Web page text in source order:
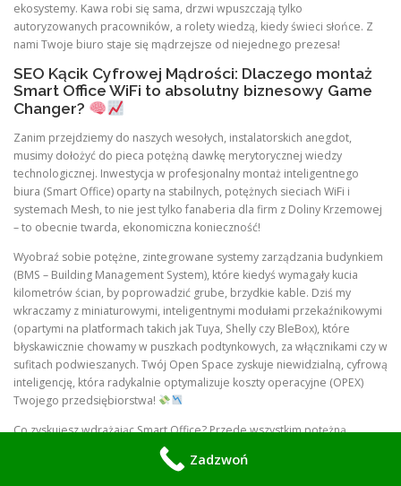
ekosystemy. Kawa robi się sama, drzwi wpuszczają tylko
autoryzowanych pracowników, a rolety wiedzą, kiedy świeci słońce. Z
nami Twoje biuro staje się mądrzejsze od niejednego prezesa!
SEO Kącik Cyfrowej Mądrości: Dlaczego montaż
Smart Office WiFi to absolutny biznesowy Game
Changer?
Zanim przejdziemy do naszych wesołych, instalatorskich anegdot,
musimy dołożyć do pieca potężną dawkę merytorycznej wiedzy
technologicznej. Inwestycja w profesjonalny montaż inteligentnego
biura (Smart Office) oparty na stabilnych, potężnych sieciach WiFi i
systemach Mesh, to nie jest tylko fanaberia dla firm z Doliny Krzemowej
– to obecnie twarda, ekonomiczna konieczność!
Wyobraź sobie potężne, zintegrowane systemy zarządzania budynkiem
(BMS – Building Management System), które kiedyś wymagały kucia
kilometrów ścian, by poprowadzić grube, brzydkie kable. Dziś my
wkraczamy z miniaturowymi, inteligentnymi modułami przekaźnikowymi
(opartymi na platformach takich jak Tuya, Shelly czy BleBox), które
błyskawicznie chowamy w puszkach podtynkowych, za włącznikami czy w
sufitach podwieszanych. Twój Open Space zyskuje niewidzialną, cyfrową
inteligencję, która radykalnie optymalizuje koszty operacyjne (OPEX)
Twojego przedsiębiorstwa!
Co zyskujesz wdrażając Smart Office? Przede wszystkim potężną
automatyzację oświetlenia i klimatu
obecności i natężenia światła luks (LUX) połączone po WiFi sprawiają, że
Zadzwoń